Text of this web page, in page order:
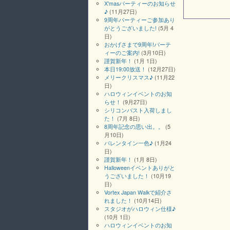
X'masパーティーのお知らせ
♪ (11月27日)
9周年パーティーご参加あり
がとうございました! (5月 4
日)
おかげさまで9周年!パーテ
ィーのご案内! (3月10日)
謹賀新年！ (1月 1日)
本日19:00放送！ (12月27日)
メリークリスマス♪ (11月22
日)
ハロウィンイベントのお知
らせ！ (9月27日)
シリコンバスト入荷しまし
た！ (7月 8日)
8周年記念の思い出。。
(5
月10日)
バレンタイン一色♪ (1月24
日)
謹賀新年！ (1月 8日)
Halloweenイベントありがと
うございました！ (10月19
日)
Vortex Japan Walkで紹介さ
れました！ (10月14日)
スタジオがハロウィン仕様♪
(10月 1日)
ハロウィンイベントのお知